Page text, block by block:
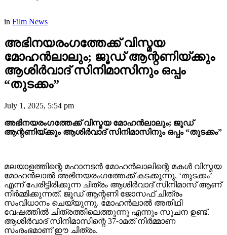
in Film News
അഭിനയരംഗത്തേക്ക് വിസ്മയ
മോഹൻലാലും; ജൂഡ് ആന്റണിയ്ക്കും
ആശിർവാദ് സിനിമാസിനും ഒപ്പം
“തുടക്കം”
July 1, 2025, 5:54 pm
അഭിനയരംഗത്തേക്ക് വിസ്മയ മോഹൻലാലും; ജൂഡ്
ആന്റണിയ്ക്കും ആശിർവാദ് സിനിമാസിനും ഒപ്പം “തുടക്കം”
മലയാളത്തിന്റെ മഹാനടൻ മോഹൻലാലിന്റെ മകൾ വിസ്മയ
മോഹൻലാൽ അഭിനയരംഗത്തേക്ക് കടക്കുന്നു. ‘തുടക്കം’
എന്ന് പേരിട്ടിരിക്കുന്ന ചിത്രം ആശിർവാദ് സിനിമാസ് ആണ്
നിർമ്മിക്കുന്നത്. ജൂഡ് ആന്റണി ജോസഫ് ചിത്രം
സംവിധാനം ചെയ്യുന്നു. മോഹൻലാൽ അതിഥി
വേഷത്തിൽ ചിത്രത്തിലെത്തുന്നു എന്നും സൂചന ഉണ്ട്.
ആശിർവാദ് സിനിമാസിന്റെ 37-ാമത് നിർമ്മാണ
സംരംഭമാണ് ഈ ചിത്രം.